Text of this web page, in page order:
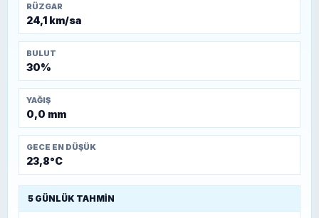
RÜZGAR
24,1 km/sa
BULUT
30%
YAĞIŞ
0,0 mm
GECE EN DÜŞÜK
23,8°C
5 GÜNLÜK TAHMIN